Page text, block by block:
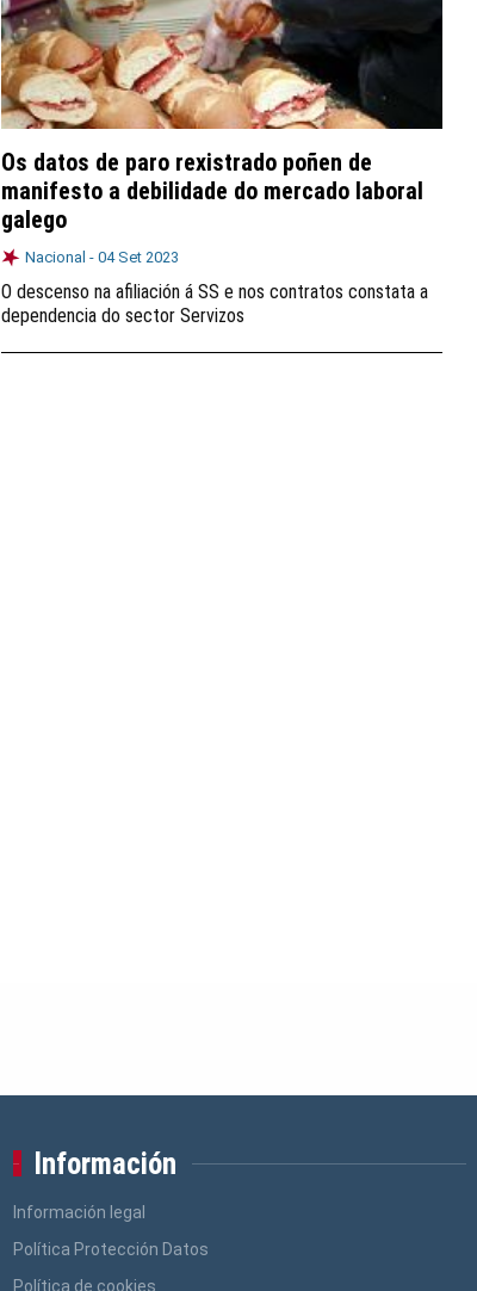
Os datos de paro rexistrado poñen de
manifesto a debilidade do mercado laboral
galego
Nacional - 04 Set 2023
O descenso na afiliación á SS e nos contratos constata a
dependencia do sector Servizos
Información
Información legal
Política Protección Datos
Política de cookies